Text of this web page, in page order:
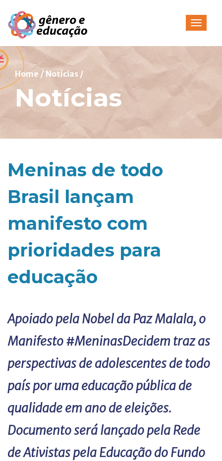
Pular
para
o
conteúdo
Home / Notícias /
Notícias
Meninas de todo
Brasil lançam
manifesto com
prioridades para
educação
Apoiado pela Nobel da Paz Malala, o
Manifesto #MeninasDecidem traz as
perspectivas de adolescentes de todo
país por uma educação pública de
qualidade em ano de eleições.
Documento será lançado pela Rede
de Ativistas pela Educação do Fundo